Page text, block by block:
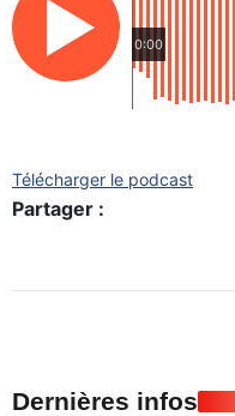
0:00
Télécharger le podcast
Partager :
Dernières infos